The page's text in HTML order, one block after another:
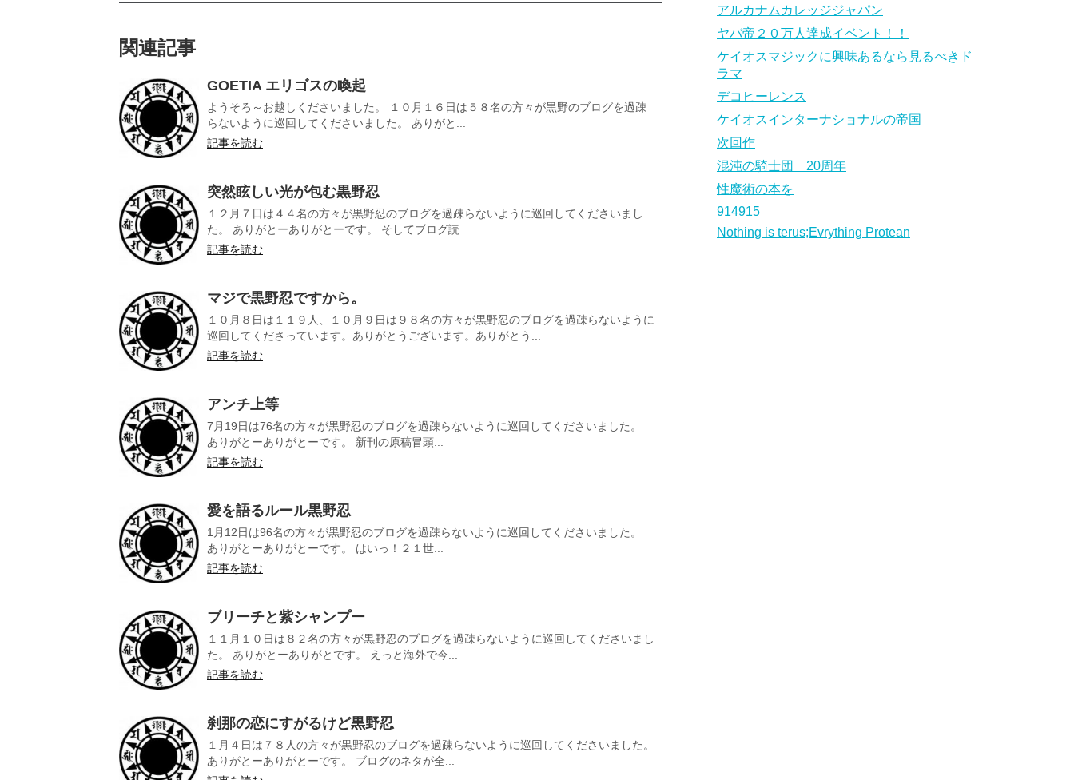
関連記事
GOETIA エリゴスの喚起
ようそろ～お越しくださいました。 １０月１６日は５８名の方々が黒野のブログを過疎
らないように巡回してくださいました。 ありがと...
記事を読む
突然眩しい光が包む黒野忍
１２月７日は４４名の方々が黒野忍のブログを過疎らないように巡回してくださいまし
た。 ありがとーありがとーです。 そしてブログ読...
記事を読む
マジで黒野忍ですから。
１０月８日は１１９人、１０月９日は９８名の方々が黒野忍のブログを過疎らないように
巡回してくださっています。ありがとうございます。ありがとう...
記事を読む
アンチ上等
7月19日は76名の方々が黒野忍のブログを過疎らないように巡回してくださいました。
ありがとーありがとーです。 新刊の原稿冒頭...
記事を読む
愛を語るルール黒野忍
1月12日は96名の方々が黒野忍のブログを過疎らないように巡回してくださいました。
ありがとーありがとーです。 はいっ！２１世...
記事を読む
ブリーチと紫シャンプー
１１月１０日は８２名の方々が黒野忍のブログを過疎らないように巡回してくださいまし
た。 ありがとーありがとです。 えっと海外で今...
記事を読む
刹那の恋にすがるけど黒野忍
１月４日は７８人の方々が黒野忍のブログを過疎らないように巡回してくださいました。
ありがとーありがとーです。 ブログのネタが全...
アルカナムカレッジジャパン
ヤバ帝２０万人達成イベント！！
ケイオスマジックに興味あるなら見るべきド
ラマ
デコヒーレンス
ケイオスインターナショナルの帝国
次回作
混沌の騎士団 20周年
性魔術の本を
914915
Nothing is terus;Evrything Protean